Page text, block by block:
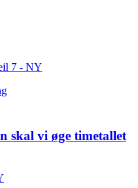
skal vi øge timetallet